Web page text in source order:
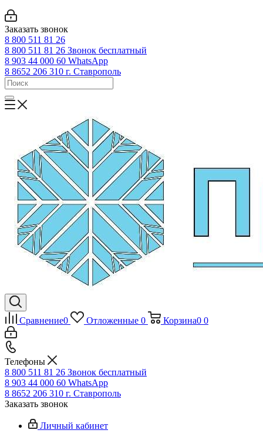
Заказать звонок
8 800 511 81 26
8 800 511 81 26 Звонок бесплатный
8 903 44 000 60 WhatsАpp
8 8652 206 310 г. Ставрополь
Сравнение0 Отложенные 0 Корзина0 0
Телефоны
8 800 511 81 26 Звонок бесплатный
8 903 44 000 60 WhatsАpp
8 8652 206 310 г. Ставрополь
Заказать звонок
Личный кабинет